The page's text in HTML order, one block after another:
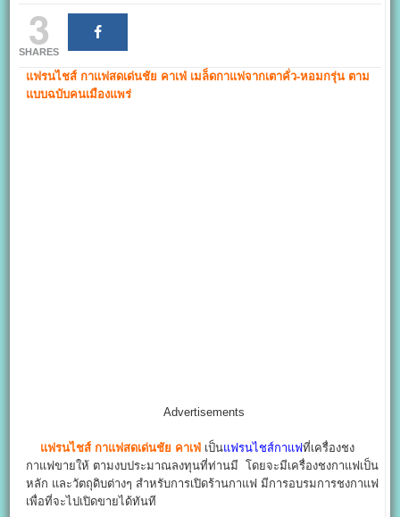
3
SHARES
แฟรนไชส์ กาแฟสดเด่นชัย คาเฟ่ เมล็ดกาแฟจากเตาคั่ว-หอมกรุ่น ตาม
แบบฉบับคนเมืองแพร่
Advertisements
แฟรนไชส์ กาแฟสดเด่นชัย คาเฟ่ เป็นแฟรนไชส์กาแฟที่เครื่องชง
กาแฟขายให้ ตามงบประมาณลงทุนที่ท่านมี โดยจะมีเครื่องชงกาแฟเป็น
หลัก และวัตถุดิบต่างๆ สำหรับการเปิดร้านกาแฟ มีการอบรมการชงกาแฟ
เพื่อที่จะไปเปิดขายได้ทันที